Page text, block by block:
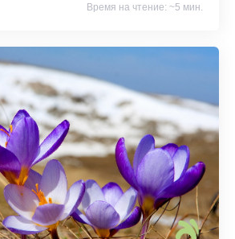
Время на чтение: ~5 мин.